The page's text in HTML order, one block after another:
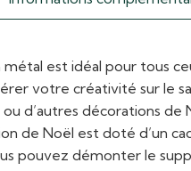
métal est idéal pour tous
votre créativité sur le
d’autres décorations
de Noël est doté d’un
pouvez démonter le